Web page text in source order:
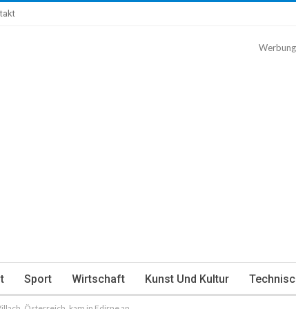
Werbung
Sport Wirtschaft Kunst Und Kultur